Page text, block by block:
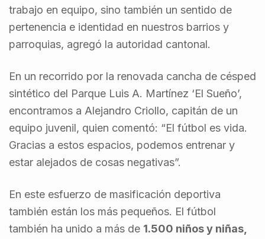
trabajo en equipo, sino también un sentido de
pertenencia e identidad en nuestros barrios y
parroquias, agregó la autoridad cantonal.
En un recorrido por la renovada cancha de césped
sintético del Parque Luis A. Martínez ‘El Sueño’,
encontramos a Alejandro Criollo, capitán de un
equipo juvenil, quien comentó: “El fútbol es vida.
Gracias a estos espacios, podemos entrenar y
estar alejados de cosas negativas”.
En este esfuerzo de masificación deportiva
también están los más pequeños. El fútbol
también ha unido a más de 1.500 niños y niñas,